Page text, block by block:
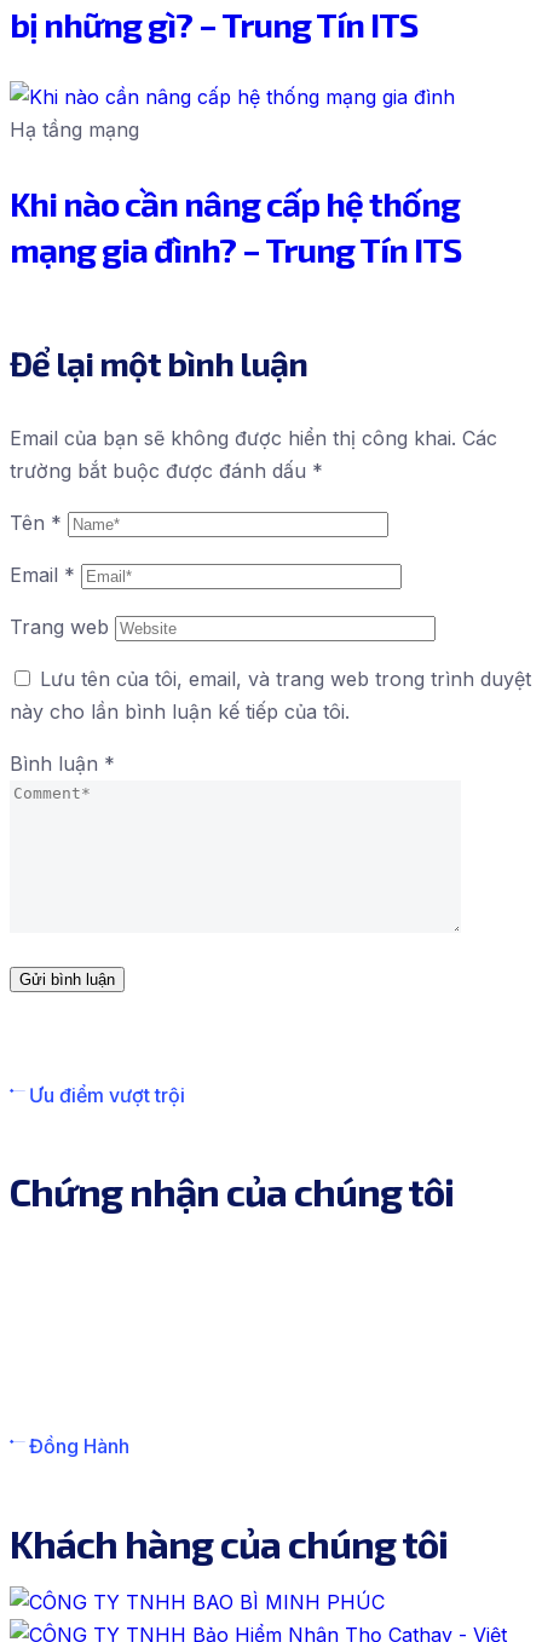
bị những gì? – Trung Tín ITS
Hạ tầng mạng
Khi nào cần nâng cấp hệ thống
mạng gia đình? – Trung Tín ITS
Để lại một bình luận
Email của bạn sẽ không được hiển thị công khai. Các
trường bắt buộc được đánh dấu *
Tên *
Email *
Trang web
Lưu tên của tôi, email, và trang web trong trình duyệt
này cho lần bình luận kế tiếp của tôi.
Bình luận *
Ưu điểm vượt trội
Chứng nhận của chúng tôi
Đồng Hành
Khách hàng của chúng tôi